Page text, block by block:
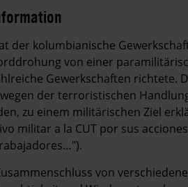
der kolumbianische
von einer
Gewerkschaften richtete.
der terroristischen
zu einem militärischen Ziel
militar a la CUT por sus
von